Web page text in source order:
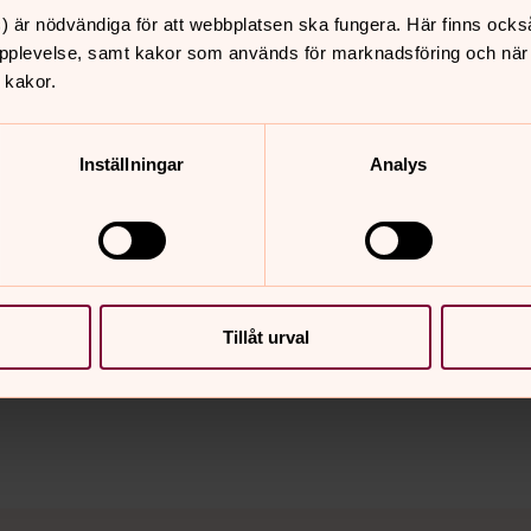
är nödvändiga för att webbplatsen ska fungera. Här finns
samt kakor som används för marknadsföring och
Inställningar Analys
Tillåt urval
är av röd granit och Karl
Josef Bolling. Läs den